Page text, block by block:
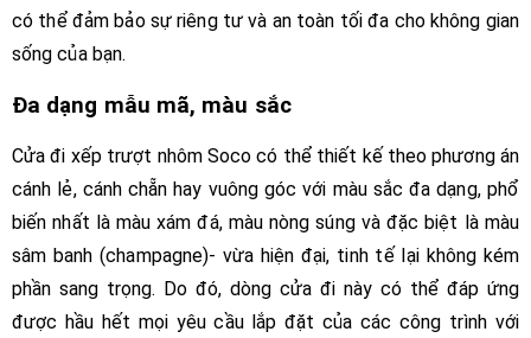
có thể đảm bảo sự riêng tư và an toàn tối đa cho không gian
sống của bạn.
Đa dạng mẫu mã, màu sắc
Cửa đi xếp trượt nhôm Soco có thể thiết kế theo phương án
cánh lẻ, cánh chẵn hay vuông góc với màu sắc đa dạng, phổ
biến nhất là màu xám đá, màu nòng súng và đặc biệt là màu
sâm banh (champagne)- vừa hiện đại, tinh tế lại không kém
phần sang trọng. Do đó, dòng cửa đi này có thể đáp ứng
được hầu hết mọi yêu cầu lắp đặt của các công trình với